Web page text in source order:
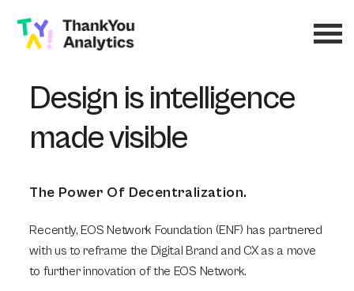
Design is intelligence
made visible
The Power Of Decentralization.
Recently, EOS Network Foundation (ENF) has partnered
with us to reframe the Digital Brand and CX as a move
to further innovation of the EOS Network.